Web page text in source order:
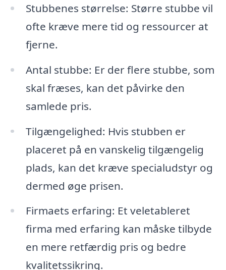
Stubbenes størrelse: Større stubbe vil
ofte kræve mere tid og ressourcer at
fjerne.
Antal stubbe: Er der flere stubbe, som
skal fræses, kan det påvirke den
samlede pris.
Tilgængelighed: Hvis stubben er
placeret på en vanskelig tilgængelig
plads, kan det kræve specialudstyr og
dermed øge prisen.
Firmaets erfaring: Et veletableret
firma med erfaring kan måske tilbyde
en mere retfærdig pris og bedre
kvalitetssikring.